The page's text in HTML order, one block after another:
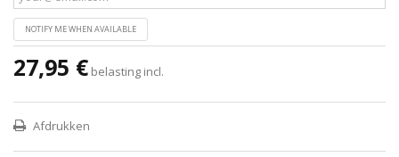
NOTIFY ME WHEN AVAILABLE
27,95 € belasting incl.
Afdrukken